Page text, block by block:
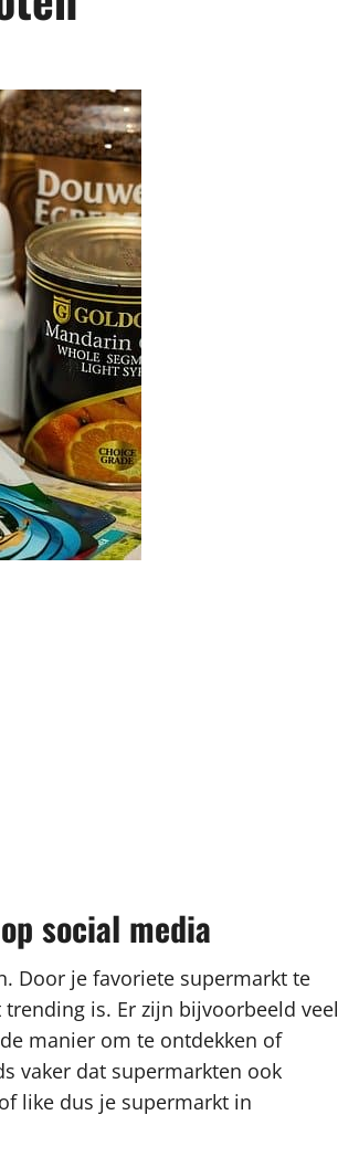
social media
Door je favoriete supermarkt te
is. Er zijn bijvoorbeeld veel
manier om te ontdekken of
vaker dat supermarkten ook
like dus je supermarkt in